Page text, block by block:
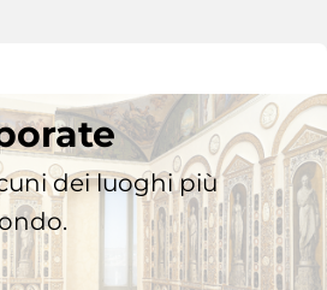
dei luoghi più